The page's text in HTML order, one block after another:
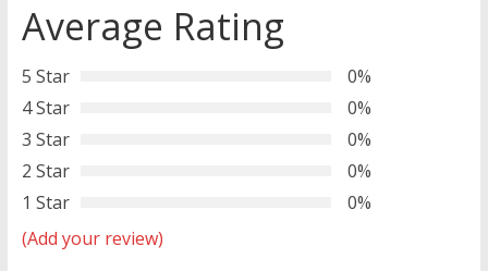
Average Rating
5 Star
0%
4 Star
0%
3 Star
0%
2 Star
0%
1 Star
0%
(Add your review)